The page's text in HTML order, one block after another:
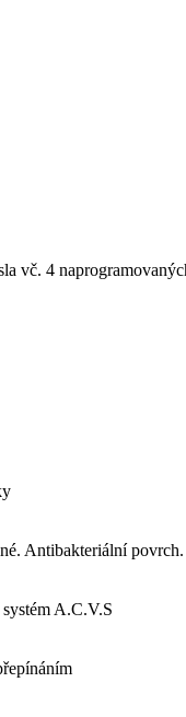
vč. 4
Antibakteriální povrch.
A.C.V.S